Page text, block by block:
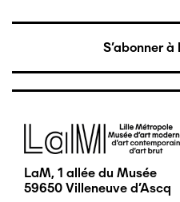
S'abonner à
Image
LaM, 1 allée du Musée
59650 Villeneuve d'Ascq